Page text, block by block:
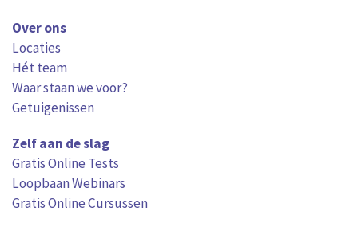
Over ons
Locaties
Hét team
Waar staan we voor?
Getuigenissen
Zelf aan de slag
Gratis Online Tests
Loopbaan Webinars
Gratis Online Cursussen